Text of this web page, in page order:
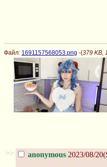
Файл: 1691157568053.png -(379 KB,
>> anonymous 2023/08/